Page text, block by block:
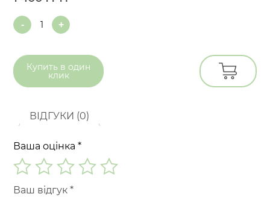
Quantity
Купить в один
клик
ВІДГУКИ (0)
Ваша оцінка*
Ваш відгук*